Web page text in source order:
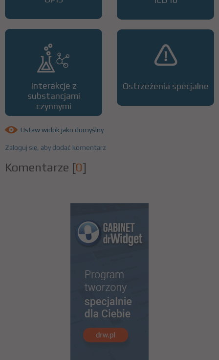
Interakcje z
substancjami
czynnymi
Ostrzeżenia specjalne
Ustaw widok jako domyślny
Zaloguj się, aby dodać komentarz
Komentarze [0]